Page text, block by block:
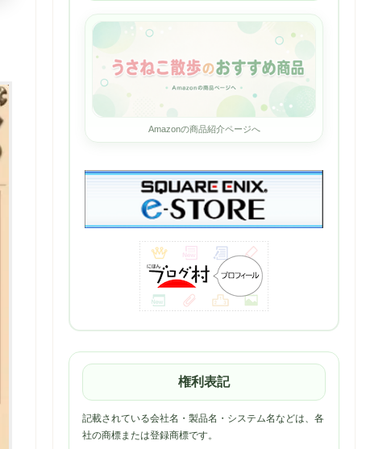
Amazonの商品紹介ページへ
権利表記
記載されている会社名・製品名・システム名などは、各
社の商標または登録商標です。